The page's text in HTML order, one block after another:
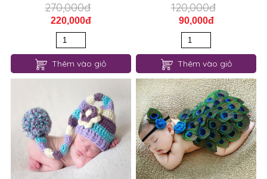
270,000đ
220,000đ
Thêm vào giỏ
120,000đ
90,000đ
Thêm vào giỏ